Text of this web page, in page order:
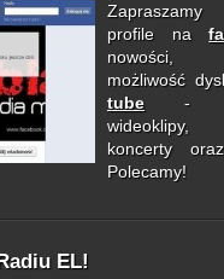
profile na
nowości,
możliwość
tube -
wideoklipy,
koncerty
Polecamy!
EL!